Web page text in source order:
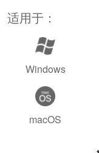
适用于：
Windows
macOS